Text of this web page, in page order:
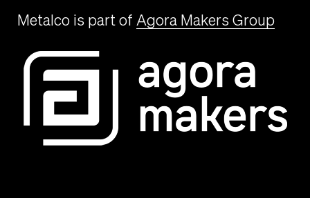
Metalco is part of Agora Makers Group